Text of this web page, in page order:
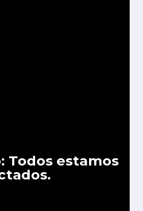
Todos estamos